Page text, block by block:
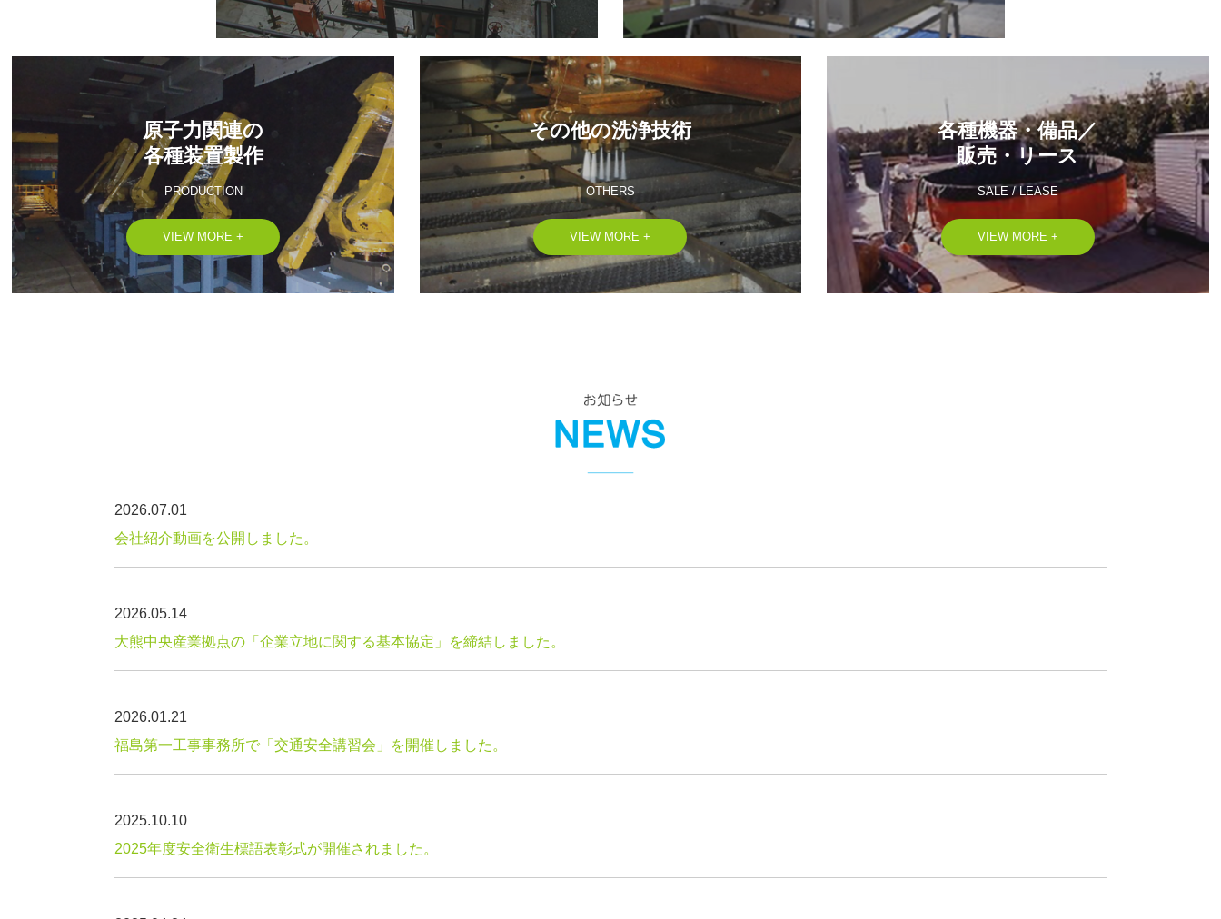
──
原子力関連の
各種装置製作
PRODUCTION
VIEW MORE +
──
その他の洗浄技術
OTHERS
VIEW MORE +
──
各種機器・備品／
販売・リース
SALE / LEASE
VIEW MORE +
2026.07.01
会社紹介動画を公開しました。
2026.05.14
大熊中央産業拠点の「企業立地に関する基本協定」を締結しました。
2026.01.21
福島第一工事事務所で「交通安全講習会」を開催しました。
2025.10.10
2025年度安全衛生標語表彰式が開催されました。